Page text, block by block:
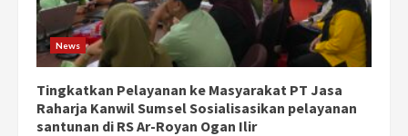
News
Tingkatkan Pelayanan ke Masyarakat PT Jasa
Raharja Kanwil Sumsel Sosialisasikan pelayanan
santunan di RS Ar-Royan Ogan Ilir